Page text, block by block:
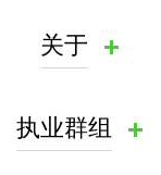
关于
执业群组